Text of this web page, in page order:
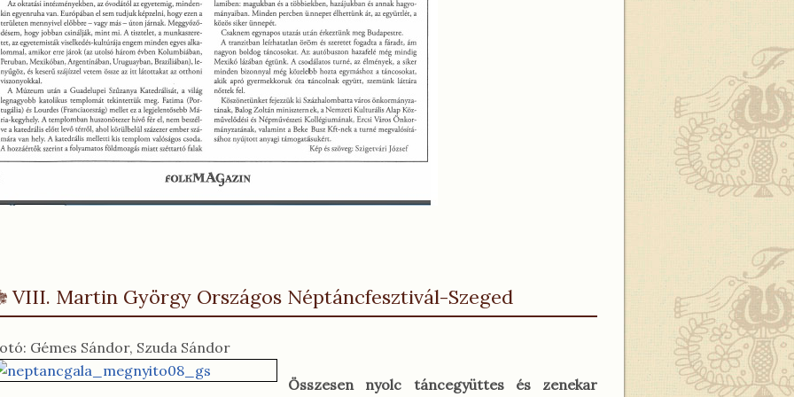
VIII. Martin György Országos Néptáncfesztivál-Szeged
Gémes Sándor, Szuda Sándor
Összesen nyolc táncegyüttes és zenekar